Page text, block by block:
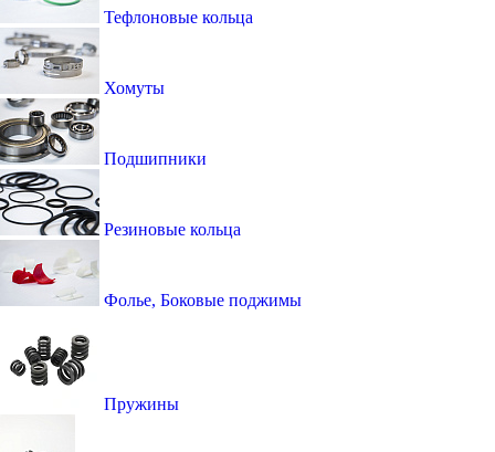
Тефлоновые кольца
Хомуты
Подшипники
Резиновые кольца
Фолье, Боковые поджимы
Пружины